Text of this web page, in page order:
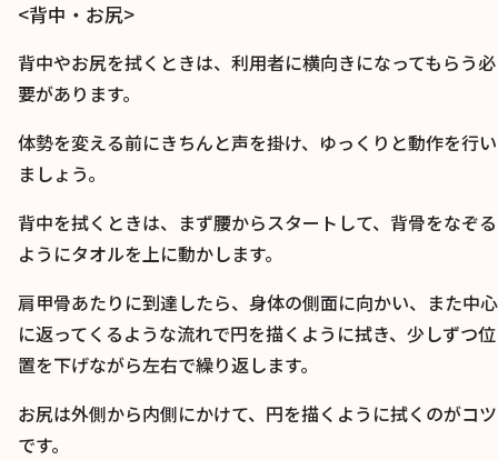
<背中・お尻>
背中やお尻を拭くときは、利用者に横向きになってもらう必
要があります。
体勢を変える前にきちんと声を掛け、ゆっくりと動作を行い
ましょう。
背中を拭くときは、まず腰からスタートして、背骨をなぞる
ようにタオルを上に動かします。
肩甲骨あたりに到達したら、身体の側面に向かい、また中心
に返ってくるような流れで円を描くように拭き、少しずつ位
置を下げながら左右で繰り返します。
お尻は外側から内側にかけて、円を描くように拭くのがコツ
です。